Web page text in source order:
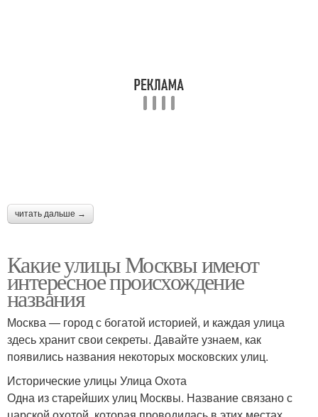
читать дальше →
Какие улицы Москвы имеют
интересное происхождение
названия
Москва — город с богатой историей, и каждая улица
здесь хранит свои секреты. Давайте узнаем, как
появились названия некоторых московских улиц.
Исторические улицы Улица Охота
Одна из старейших улиц Москвы. Название связано с